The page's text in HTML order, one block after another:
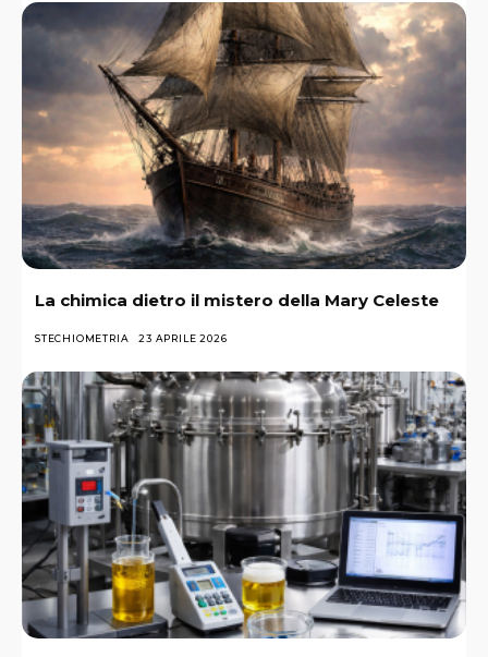
La chimica dietro il mistero della Mary Celeste
STECHIOMETRIA 23 APRILE 2026